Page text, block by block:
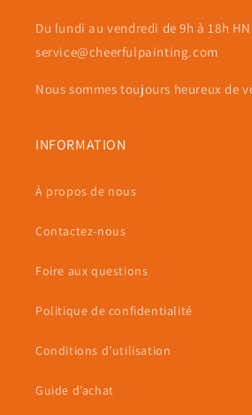
Du lundi au vendredi de 9h à 18h
service@cheerfulpainting.com
Nous sommes toujours heureux de
INFORMATION
À propos de nous
Contactez-nous
Foire aux questions
Politique de confidentialité
Conditions d’utilisation
Guide d’achat